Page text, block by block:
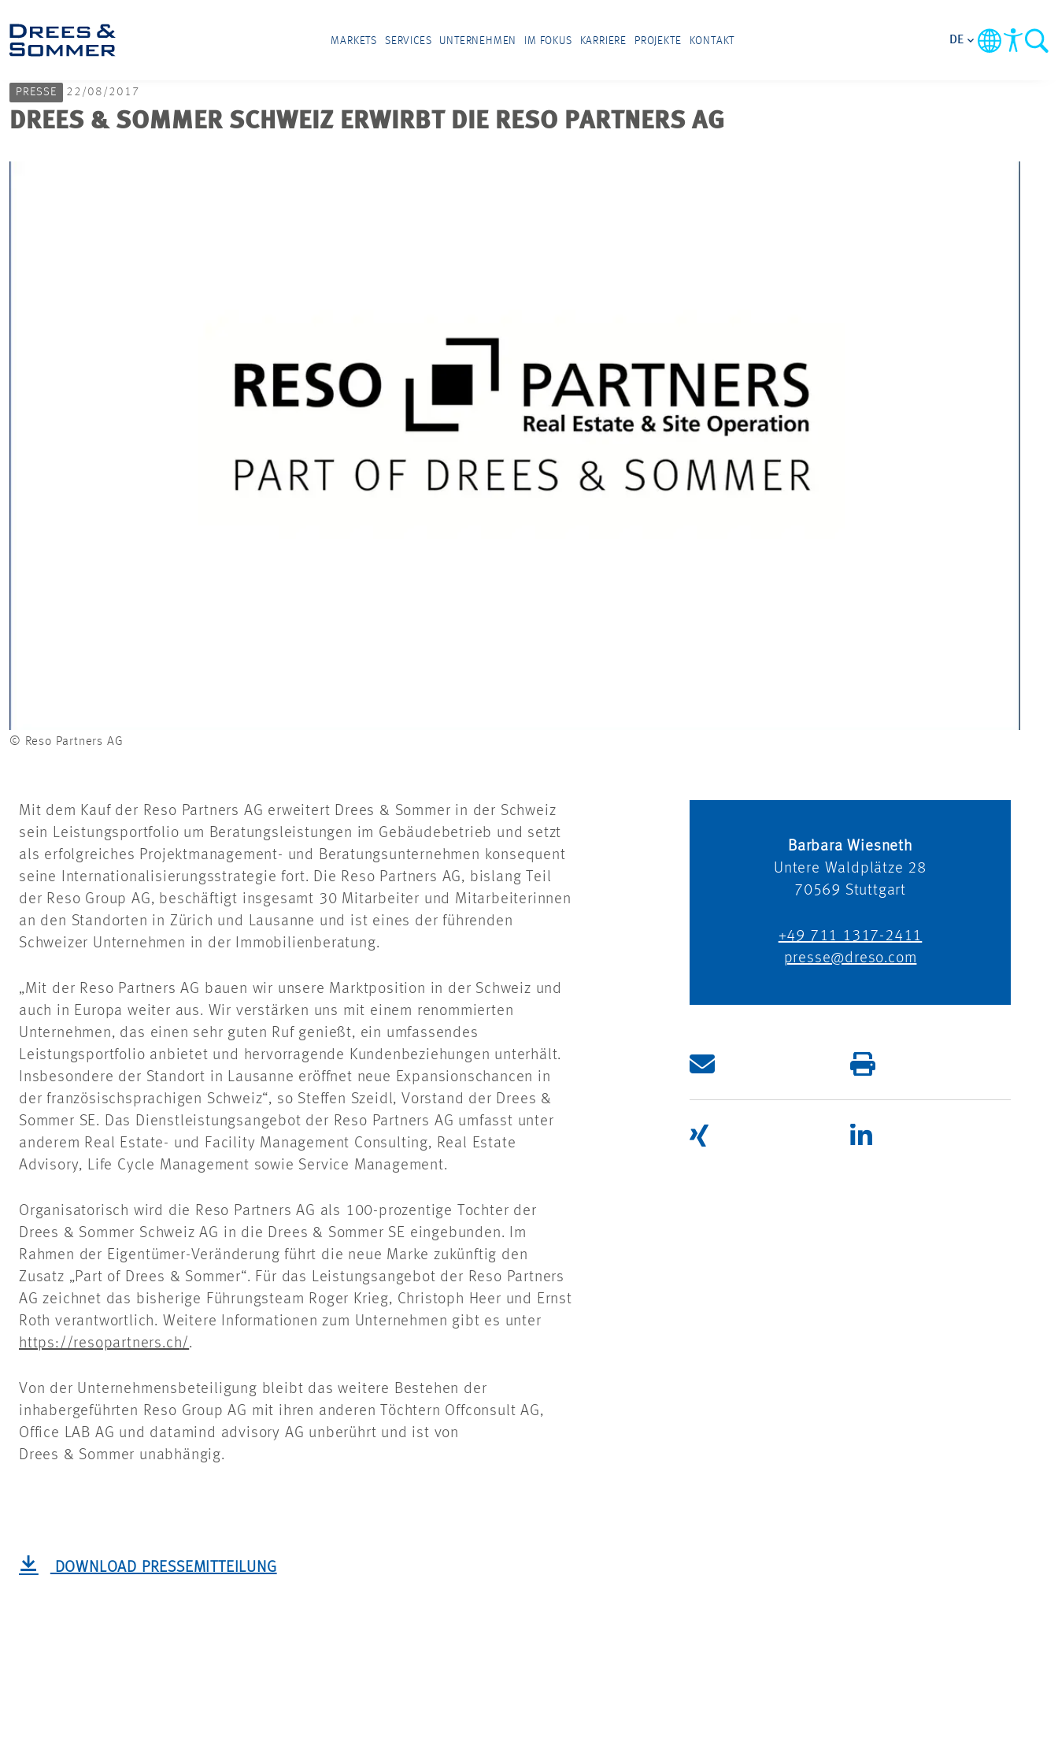
MARKETS SERVICES UNTERNEHMEN IM FOKUS KARRIERE PROJEKTE KONTAKT DE
PRESSE 22/08/2017
DREES & SOMMER SCHWEIZ ERWIRBT DIE RESO PARTNERS AG
© Reso Partners AG
Mit dem Kauf der Reso Partners AG erweitert Drees & Sommer in der Schweiz
sein Leistungsportfolio um Beratungsleistungen im Gebäudebetrieb und setzt
als erfolgreiches Projektmanagement- und Beratungsunternehmen konsequent
seine Internationalisierungsstrategie fort. Die Reso Partners AG, bislang Teil
der Reso Group AG, beschäftigt insgesamt 30 Mitarbeiter und Mitarbeiterinnen
an den Standorten in Zürich und Lausanne und ist eines der führenden
Schweizer Unternehmen in der Immobilienberatung.
„Mit der Reso Partners AG bauen wir unsere Marktposition in der Schweiz und
auch in Europa weiter aus. Wir verstärken uns mit einem renommierten
Unternehmen, das einen sehr guten Ruf genießt, ein umfassendes
Leistungsportfolio anbietet und hervorragende Kundenbeziehungen unterhält.
Insbesondere der Standort in Lausanne eröffnet neue Expansionschancen in
der französischsprachigen Schweiz“, so Steffen Szeidl, Vorstand der Drees &
Sommer SE. Das Dienstleistungsangebot der Reso Partners AG umfasst unter
anderem Real Estate- und Facility Management Consulting, Real Estate
Advisory, Life Cycle Management sowie Service Management.
Organisatorisch wird die Reso Partners AG als 100-prozentige Tochter der
Drees & Sommer Schweiz AG in die Drees & Sommer SE eingebunden. Im
Rahmen der Eigentümer-Veränderung führt die neue Marke zukünftig den
Zusatz „Part of Drees & Sommer“. Für das Leistungsangebot der Reso Partners
AG zeichnet das bisherige Führungsteam Roger Krieg, Christoph Heer und Ernst
Roth verantwortlich. Weitere Informationen zum Unternehmen gibt es unter
https://resopartners.ch/ .
Von der Unternehmensbeteiligung bleibt das weitere Bestehen der
inhabergeführten Reso Group AG mit ihren anderen Töchtern Offconsult AG,
Office LAB AG und datamind advisory AG unberührt und ist von
Drees & Sommer unabhängig.
DOWNLOAD PRESSEMITTEILUNG
Barbara Wiesneth
Untere Waldplätze 28
70569 Stuttgart
+49 711 1317-2411
presse@dreso.com